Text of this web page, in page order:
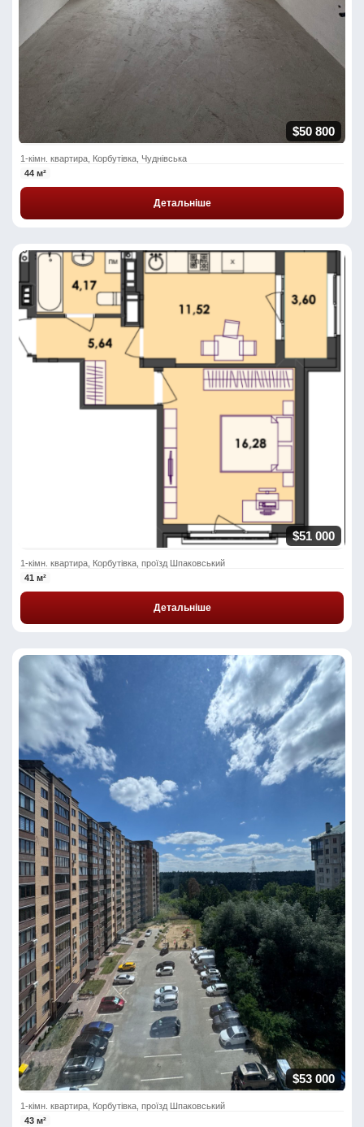
$50 800
1-кімн. квартира, Корбутівка, Чуднівська
44 м²
Детальніше
$51 000
1-кімн. квартира, Корбутівка, проїзд Шпаковський
41 м²
Детальніше
$53 000
1-кімн. квартира, Корбутівка, проїзд Шпаковський
43 м²